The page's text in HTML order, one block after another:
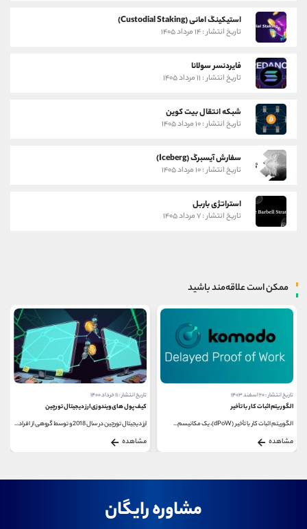
استیکینگ امانی (Custodial Staking)
تاریخ انتشار : ۱۴ مرداد ۱۴۰۵
فایردنسر سولانا
تاریخ انتشار : ۱۱ مرداد ۱۴۰۵
شبکه انتقال بیت کوین
تاریخ انتشار : ۱۰ مرداد ۱۴۰۵
سفارش آیسبرگ (Iceberg)
تاریخ انتشار : ۱۰ مرداد ۱۴۰۵
استراتژی باربل
تاریخ انتشار : ۷ مرداد ۱۴۰۵
ممکن است علاقه‌مند باشید
تاریخ انتشار : ۲۰ اسفند ۱۴۰۳
الگوریتم اثبات کار با تأخیر
الگوریتم اثبات کار با تأخیر (dPoW)، یک مکانیسم...
مشاهده
تاریخ انتشار : ۱۱ خرداد ۱۴۰۰
کیف پول های ویندوزی ارز دیجیتال تورچین
ارز دیجیتال تورچین در سال 2018 و توسط گروهی از افراد...
مشاهده
مشاوره رایگان